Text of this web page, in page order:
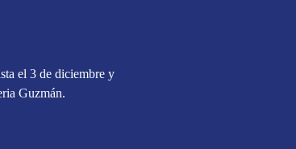
el 3 de diciembre y
Guzmán.